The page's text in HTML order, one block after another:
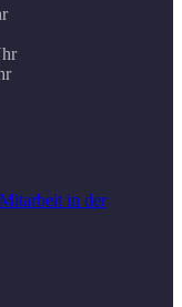
in der